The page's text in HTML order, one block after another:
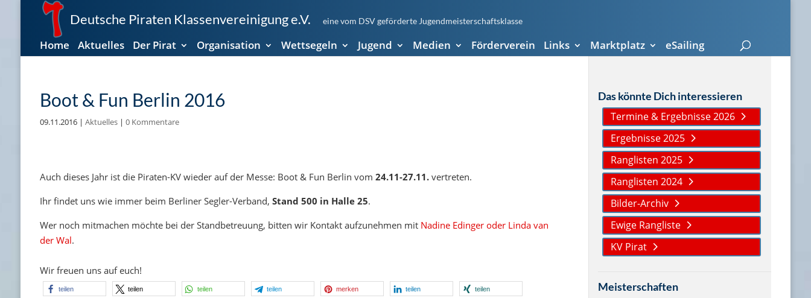
Deutsche Piraten Klassenvereinigung e.V. eine vom DSV geförderte Jugendmeisterschaftsklasse
Home Aktuelles Der Pirat Organisation Wettsegeln Jugend Medien Förderverein Links Marktplatz eSailing
Boot & Fun Berlin 2016
09.11.2016| Aktuelles| 0 Kommentare
Auch dieses Jahr ist die Piraten-KV wieder auf der Messe: Boot & Fun Berlin vom 24.11-27.11. vertreten.
Ihr findet uns wie immer beim Berliner Segler-Verband, Stand 500 in Halle 25.
Wer noch mitmachen möchte bei der Standbetreuung, bitten wir Kontakt aufzunehmen mit Nadine Edinger oder Linda van
der Wal.
Wir freuen uns auf euch!
teilen teilen teilen teilen merken teilen teilen
Das könnte Dich interessieren
Termine & Ergebnisse 2026
Ergebnisse 2025
Ranglisten 2025
Ranglisten 2024
Bilder-Archiv
Ewige Rangliste
KV Pirat
Meisterschaften